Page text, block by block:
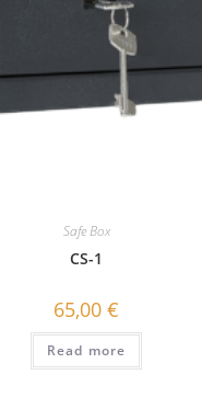
Safe Box
CS-1
65,00 €
Read more